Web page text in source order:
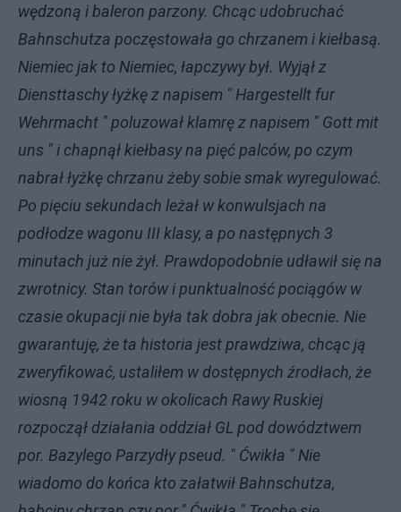
wędzoną i baleron parzony. Chcąc udobruchać
Bahnschutza poczęstowała go chrzanem i kiełbasą.
Niemiec jak to Niemiec, łapczywy był. Wyjął z
Diensttaschy łyżkę z napisem " Hargestellt fur
Wehrmacht " poluzował klamrę z napisem " Gott mit
uns " i chapnął kiełbasy na pięć palców, po czym
nabrał łyżkę chrzanu żeby sobie smak wyregulować.
Po pięciu sekundach leżał w konwulsjach na
podłodze wagonu III klasy, a po następnych 3
minutach już nie żył. Prawdopodobnie udławił się na
zwrotnicy. Stan torów i punktualność pociągów w
czasie okupacji nie była tak dobra jak obecnie. Nie
gwarantuję, że ta historia jest prawdziwa, chcąc ją
zweryfikować, ustaliłem w dostępnych źrodłach, że
wiosną 1942 roku w okolicach Rawy Ruskiej
rozpoczął działania oddział GL pod dowództwem
por. Bazylego Parzydły pseud. " Ćwikła " Nie
wiadomo do końca kto załatwił Bahnschutza,